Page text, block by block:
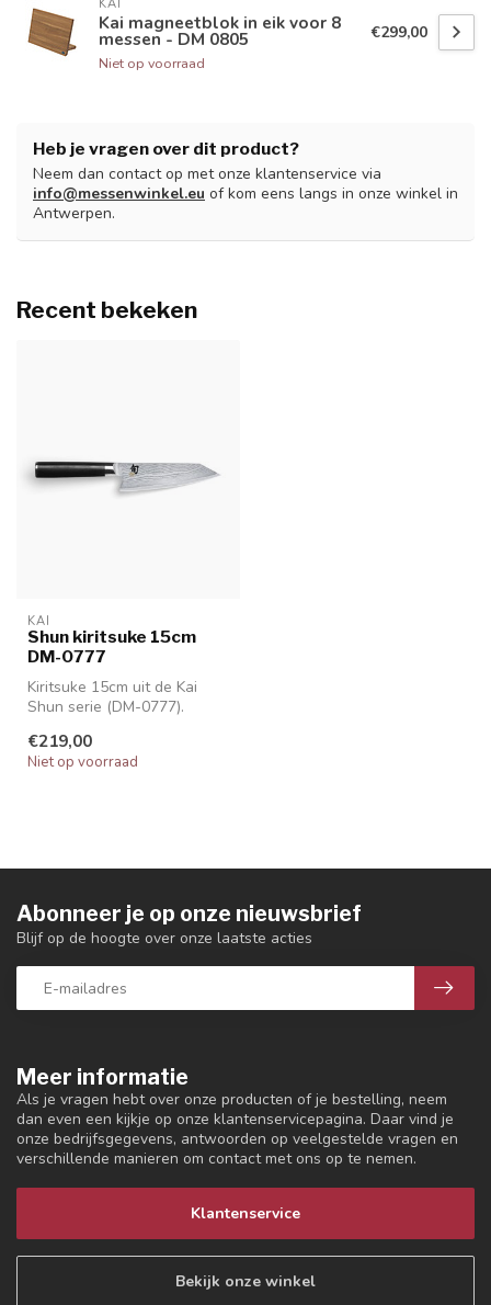
KAI
Kai magneetblok in eik voor 8
messen - DM 0805
Niet op voorraad
€299,00
Heb je vragen over dit product?
Neem dan contact op met onze klantenservice via
info@messenwinkel.eu of kom eens langs in onze winkel in
Antwerpen.
Recent bekeken
KAI
Shun kiritsuke 15cm
DM-0777
Kiritsuke 15cm uit de Kai
Shun serie (DM-0777).
€219,00
Niet op voorraad
Meer informatie
Als je vragen hebt over onze producten of je bestelling, neem
dan even een kijkje op onze klantenservicepagina. Daar vind je
onze bedrijfsgegevens, antwoorden op veelgestelde vragen en
verschillende manieren om contact met ons op te nemen.
Klantenservice
Bekijk onze winkel
Abonneer je op onze nieuwsbrief
Blijf op de hoogte over onze laatste acties